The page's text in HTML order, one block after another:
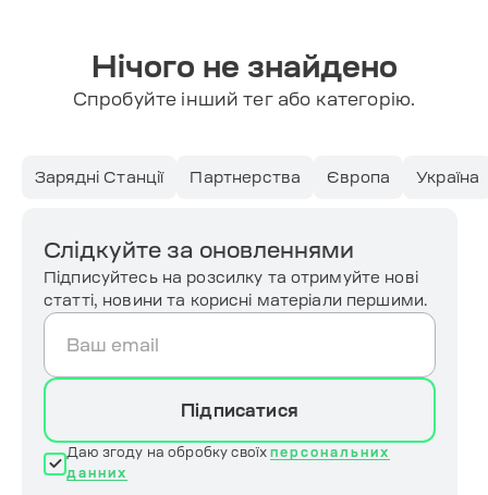
Нічого не знайдено
Спробуйте інший тег або категорію.
Зарядні Станції Партнерства Європа Україна
Слідкуйте за оновленнями
Підписуйтесь на розсилку та отримуйте нові
статті, новини та корисні матеріали першими.
Підписатися
Даю згоду на обробку своїхперсональних
данних